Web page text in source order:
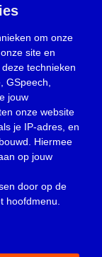
om onze
site en
technieken
GSpeech,
jouw
onze website
je IP-adres, en
Hiermee
op jouw
door op de
hoofdmenu.